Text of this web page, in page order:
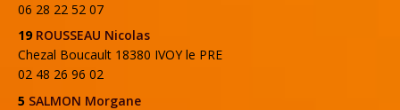
06 28 22 52 07
19 ROUSSEAU Nicolas
Chezal Boucault 18380 IVOY le PRE
02 48 26 96 02
5 SALMON Morgane